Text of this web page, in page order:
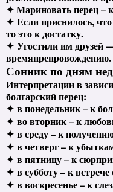
✦ Мариновать перец –
✦ Если приснилось,
то это к достатку.
✦ Угостили им друзей
времяпрепровождению.
Сонник по дням
Интерпретации в
болгарский перец:
✦ в понедельник – к
✦ во вторник – к
✦ в среду – к
✦ в четверг – к
✦ в пятницу – к
✦ в субботу – к
✦ в воскресенье – к